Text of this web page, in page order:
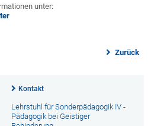
unter:
Zurück
Kontakt
Lehrstuhl für Sonderpädagogik IV -
Pädagogik bei Geistiger